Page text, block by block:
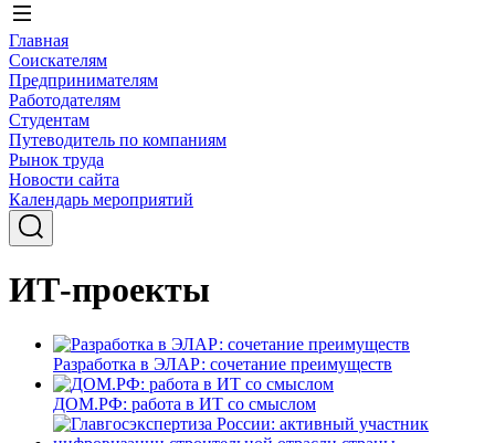
Главная
Соискателям
Предпринимателям
Работодателям
Студентам
Путеводитель по компаниям
Рынок труда
Новости сайта
Календарь мероприятий
ИТ-проекты
Разработка в ЭЛАР: сочетание преимуществ
ДОМ.РФ: работа в ИТ со смыслом